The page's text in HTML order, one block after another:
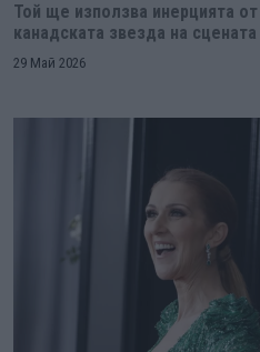
Той ще използва инерцията
канадската звезда на
29 Май 2026